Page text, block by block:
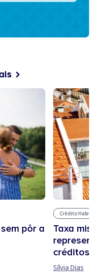
pôr a
Crédito
Taxa
créditos
Sílvia Dias